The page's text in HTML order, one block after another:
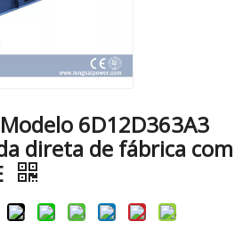
6D12D363A3
direta de fábrica com